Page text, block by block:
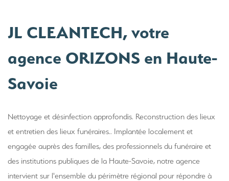
JL CLEANTECH, votre
agence ORIZONS en Haute-
Savoie
Nettoyage et désinfection approfondis. Reconstruction des lieux
et entretien des lieux funéraires.. Implantée localement et
engagée auprès des familles, des professionnels du funéraire et
des institutions publiques de la Haute-Savoie, notre agence
intervient sur l'ensemble du périmètre régional pour répondre à